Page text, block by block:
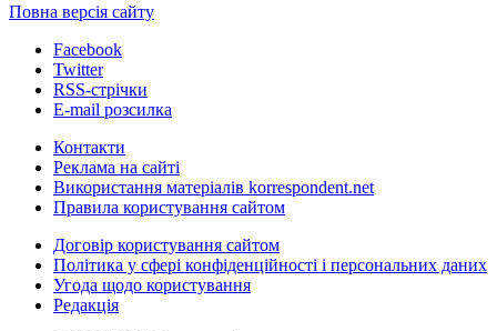
Повна версія сайту
Facebook
Twitter
RSS-стрічки
E-mail розсилка
Контакти
Реклама на сайті
Використання матеріалів korrespondent.net
Правила користування сайтом
Договір користування сайтом
Політика у сфері конфіденційності і персональних даних
Угода щодо користування
Редакція